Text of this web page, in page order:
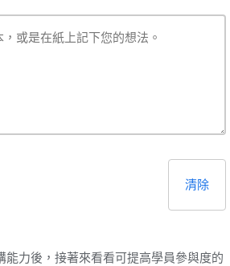
清除
能力後，接著來看看可提高學員參與度的